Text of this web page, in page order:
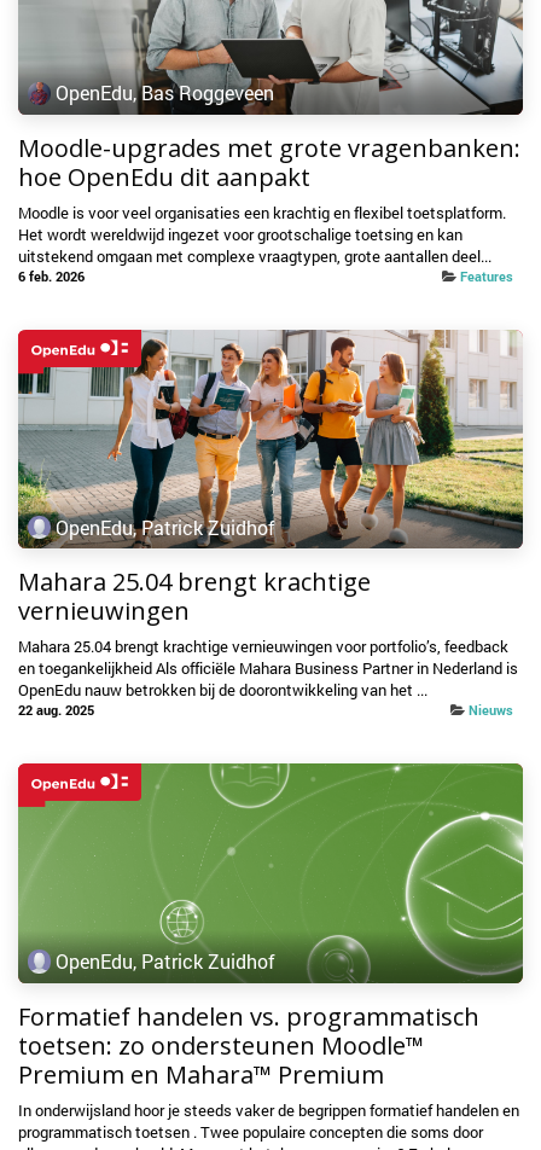
OpenEdu, Bas Roggeveen
Moodle-upgrades met grote vragenbanken:
hoe OpenEdu dit aanpakt
Moodle is voor veel organisaties een krachtig en flexibel toetsplatform.
Het wordt wereldwijd ingezet voor grootschalige toetsing en kan
uitstekend omgaan met complexe vraagtypen, grote aantallen deel...
6 feb. 2026 Features
OpenEdu, Patrick Zuidhof
Mahara 25.04 brengt krachtige
vernieuwingen
Mahara 25.04 brengt krachtige vernieuwingen voor portfolio’s, feedback
en toegankelijkheid Als officiële Mahara Business Partner in Nederland is
OpenEdu nauw betrokken bij de doorontwikkeling van het ...
22 aug. 2025 Nieuws
OpenEdu, Patrick Zuidhof
Formatief handelen vs. programmatisch
toetsen: zo ondersteunen Moodle™
Premium en Mahara™ Premium
In onderwijsland hoor je steeds vaker de begrippen formatief handelen en
programmatisch toetsen . Twee populaire concepten die soms door